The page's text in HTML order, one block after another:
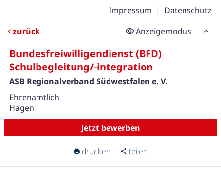
Impressum | Datenschutz
zurück
Anzeigemodus
Bundesfreiwilligendienst (BFD)
Schulbegleitung/-integration
ASB Regionalverband Südwestfalen e. V.
Ehrenamtlich
Hagen
Jetzt bewerben
drucken teilen